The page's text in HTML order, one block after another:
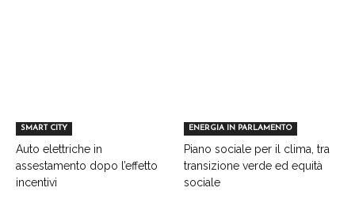
SMART CITY
Auto elettriche in
assestamento dopo l’effetto
incentivi
ENERGIA IN PARLAMENTO
Piano sociale per il clima, tra
transizione verde ed equità
sociale